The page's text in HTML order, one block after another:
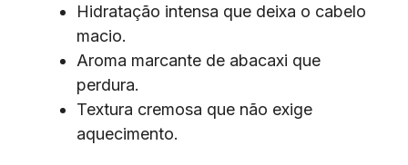
Hidratação intensa que deixa o cabelo
macio.
Aroma marcante de abacaxi que
perdura.
Textura cremosa que não exige
aquecimento.